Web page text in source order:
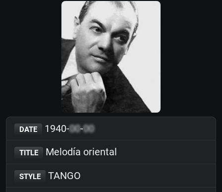
DATE 1940-00-00
TITLE Melodía oriental
STYLE TANGO